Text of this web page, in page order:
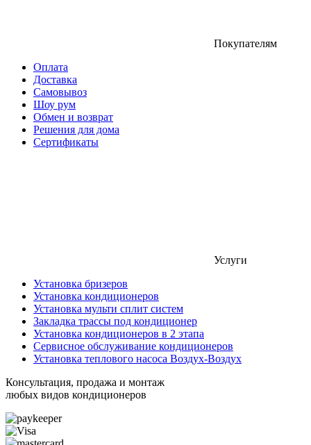
Покупателям
Оплата
Доставка
Самовывоз
Шоу рум
Обмен и возврат
Решения для дома
Сертификаты
Услуги
Установка бризеров
Установка кондиционеров
Установка мульти сплит систем
Закладка трассы под кондиционер
Установка кондиционеров в 2 этапа
Сервисное обслуживание кондиционеров
Установка теплового насоса Воздух-Воздух
Консультация, продажа и монтаж
любых видов кондиционеров